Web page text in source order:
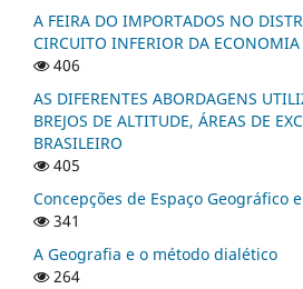
A FEIRA DO IMPORTADOS NO
CIRCUITO INFERIOR DA
406
AS DIFERENTES ABORDAGENS
BREJOS DE ALTITUDE, ÁREAS DE
BRASILEIRO
405
Concepções de Espaço Geográfico
341
A Geografia e o método dialético
264